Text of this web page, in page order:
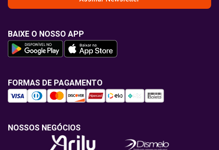
BAIXE O NOSSO APP
FORMAS DE PAGAMENTO
NOSSOS NEGÓCIOS